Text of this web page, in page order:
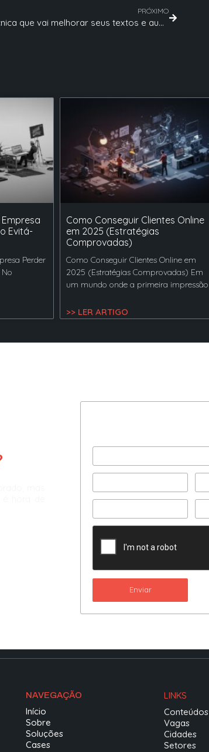
PRÓXIMO
AIDA – A técnica que vai melhorar seus textos e aumentar a sua conversão
Evitá-
Perder
Como Conseguir Clientes Online
em 2025 (Estratégias
Comprovadas)
Como Conseguir Clientes Online em
2025 (Estratégias Comprovadas) Em
um mundo onde a primeira impressão
>> LER ARTIGO
Enviar
NAVEGAÇÃO
Início
Sobre
Soluções
Cases
LINKS
Conteúdos
Vagas
Cidades
Setores